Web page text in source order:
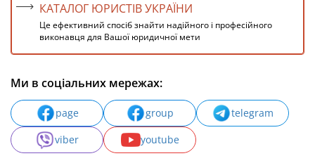
КАТАЛОГ ЮРИСТІВ УКРАЇНИ
Це ефективний спосіб знайти надійного і професійного
виконавця для Вашої юридичної мети
Ми в соціальних мережах:
page group
telegram
viber
youtube